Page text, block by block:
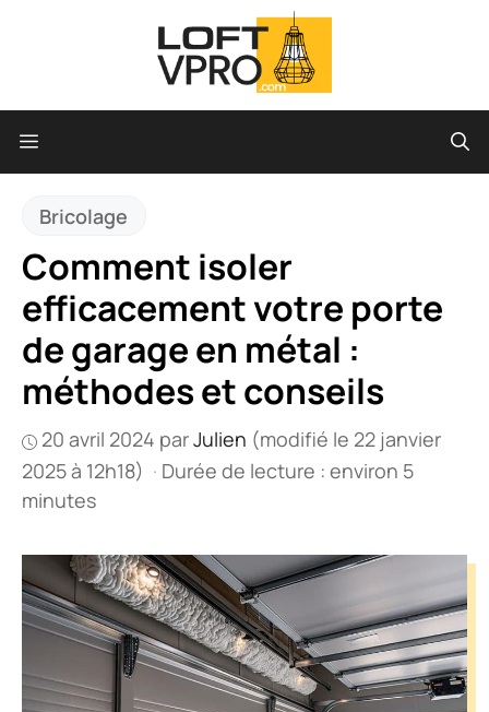
Menu
Bricolage
Comment isoler
efficacement votre porte
de garage en métal :
méthodes et conseils
20 avril 2024 parJulien (modifié le 22 janvier
2025 à 12h18) · Durée de lecture : environ 5
minutes